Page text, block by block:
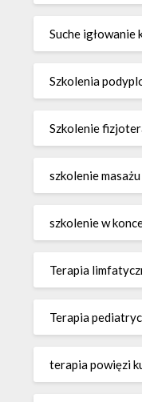
Suche igłowanie
Szkolenia
Szkolenie
szkolenie
szkolenie w
Terapia
Terapia
terapia powięzi